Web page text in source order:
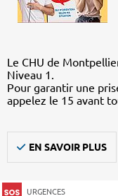
Le CHU de
Niveau 1.
Pour garantir une
appelez le 15 avant
EN SAVOIR PLUS
URGENCES